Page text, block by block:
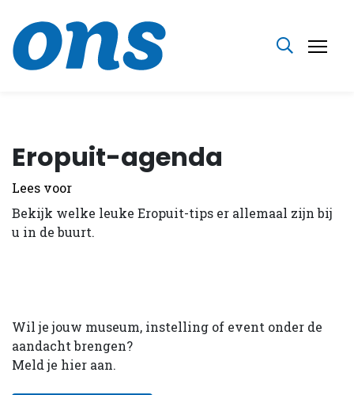
Eropuit-agenda
Lees voor
Bekijk welke leuke Eropuit-tips er allemaal zijn bij
u in de buurt.
Wil je jouw museum, instelling of event onder de
aandacht brengen?
Meld je hier aan.